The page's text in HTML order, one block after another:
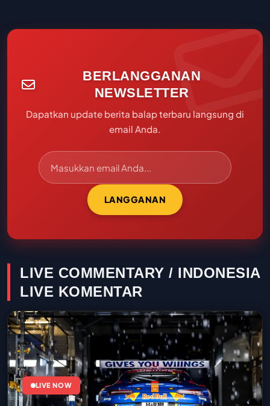
BERLANGGANAN
NEWSLETTER
Dapatkan update berita balap terbaru langsung di
email Anda.
LANGGANAN
LIVE COMMENTARY / INDONESIA
LIVE KOMENTAR
LIVE NOW